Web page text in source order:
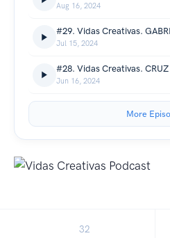
Aug 16, 2024
#29. Vidas Creativas.
Jul 15, 2024
#28. Vidas Creativas. CRUZ
Jun 16, 2024
More
32